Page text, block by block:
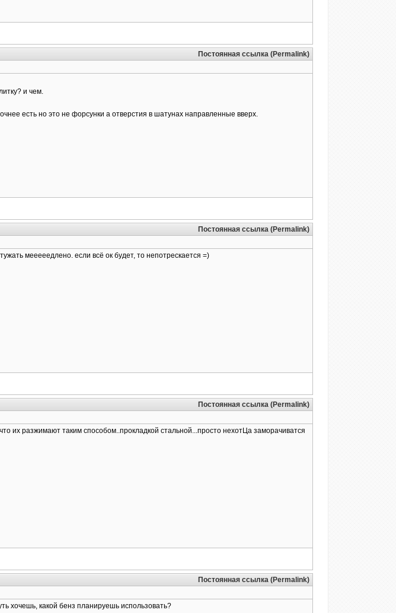
Постоянная ссылка (Permalink)
и чем.
есть но это не форсунки а отверстия в шатунах направленные вверх.
Постоянная ссылка (Permalink)
мееееедлено. если всё ок будет, то непотрескается =)
Постоянная ссылка (Permalink)
их разжимают таким способом..прокладкой стальной...просто нехотЦа заморачиватся
Постоянная ссылка (Permalink)
хочешь, какой бенз планируешь использовать?